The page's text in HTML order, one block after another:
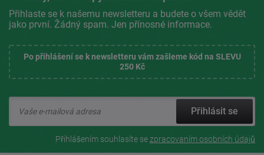
Přihlaste se k našemu newsletteru a budete o všem vědět
jako první. Žádný spam. Jen přínosné informace.
Po přihlášení se k newsletteru vám zašleme kód na SLEVU
250 Kč
Přihlásit se
Přihlášením souhlasíte sezpracovaním osobních údajů